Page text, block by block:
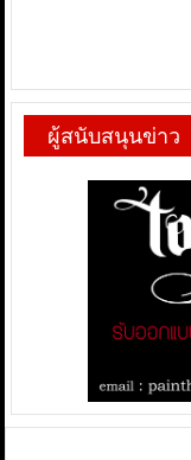
ผู้สนับสนุนข่าว